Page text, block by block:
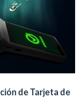
de Tarjeta de